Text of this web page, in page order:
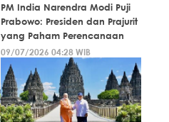
PM India Narendra Modi Puji
Prabowo: Presiden dan Prajurit
yang Paham Perencanaan
09/07/2026 04:28 WIB